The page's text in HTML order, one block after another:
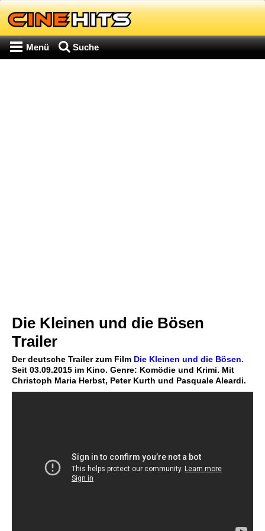
Menü Suche
Die Kleinen und die Bösen
Trailer
Der deutsche Trailer zum Film Die Kleinen und die Bösen.
Seit 03.09.2015 im Kino. Genre: Komödie und Krimi. Mit
Christoph Maria Herbst, Peter Kurth und Pasquale Aleardi.